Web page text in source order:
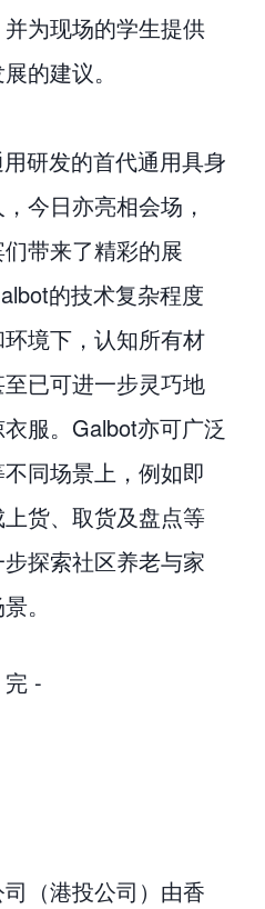
为现场的学生提供
的建议。
用研发的首代通用具身
今日亦亮相会场，
带来了精彩的展
的技术复杂程度
境下，认知所有材
已可进一步灵巧地
服。Galbot亦可广泛
同场景上，例如即
货、取货及盘点等
探索社区养老与家
。
-
（港投公司）由香